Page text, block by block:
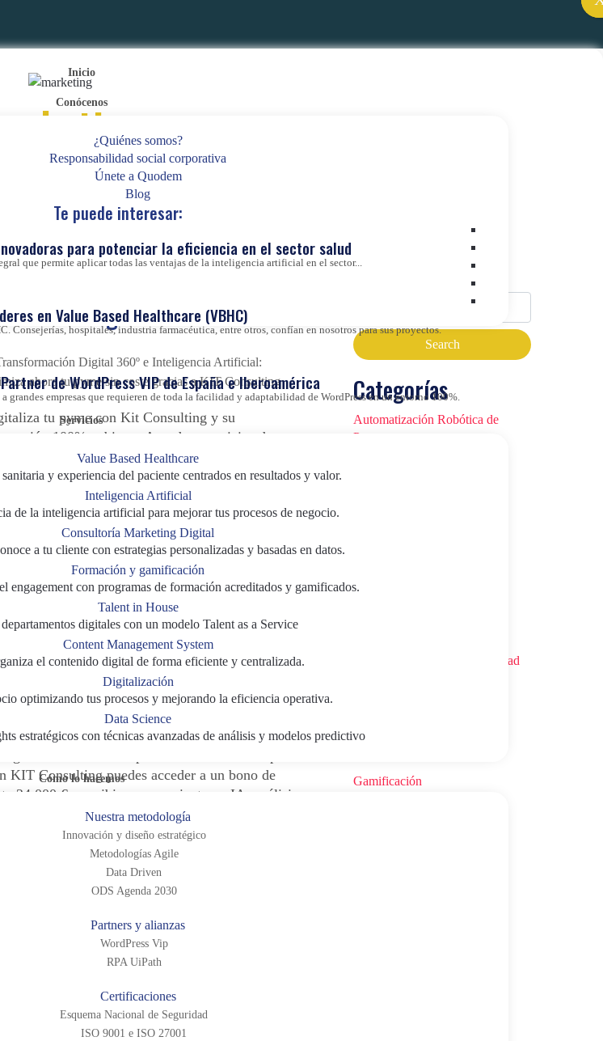
Inicio
Conócenos
¿Quiénes somos?
Responsabilidad social corporativa
Únete a Quodem
Blog
Te puede interesar:
para potenciar la eficiencia en el sector salud
que permite aplicar todas las ventajas de la inteligencia artificial en el sector...
en Value Based Healthcare (VBHC)
Consejerías, hospitales, industria farmacéutica, entre otros, confían en nosotros para sus proyectos.
de WordPress VIP de España e Iberoamérica
grandes empresas que requieren de toda la facilidad y adaptabilidad de WordPress en un entorno 100%.
Servicios
Value Based Healthcare
y experiencia del paciente centrados en resultados y valor.
Inteligencia Artificial
de la inteligencia artificial para mejorar tus procesos de negocio.
Consultoría Marketing Digital
a tu cliente con estrategias personalizadas y basadas en datos.
Formación y gamificación
engagement con programas de formación acreditados y gamificados.
Talent in House
digitales con un modelo Talent as a Service
Content Management System
el contenido digital de forma eficiente y centralizada.
Digitalización
optimizando tus procesos y mejorando la eficiencia operativa.
Data Science
estratégicos con técnicas avanzadas de análisis y modelos predictivo
Cómo lo hacemos
Nuestra metodología
Innovación y diseño estratégico
Metodologías Agile
Data Driven
ODS Agenda 2030
Partners y alianzas
WordPress Vip
RPA UiPath
Certificaciones
Esquema Nacional de Seguridad
ISO 9001 e ISO 27001
marketing
Digital 360º e
Artificial: optimiza
Consulting
tu pyme con Kit Consulting y su
100% cubierta. Accede a servicios de
Digital e IA. ¡Plazo hasta el 31 de
de 2025!
Inteligencia Artificial|Marketing Digital|
Transformación Digital
Oportunidad: Digitaliza Tu
con KIT Consulting y Sin
Alguno
KIT Consulting puedes acceder a un bono de
24.000 € y recibir asesoramiento en IA, análisis
datos y optimización de procesos. ¡Última
para solicitarlo!
|Inteligencia Artificial
Consulting|Marketing Digital
Últimos días de solicitud: Solicita
ya el Kit Consulting y digitaliza tu
pyme sin coste
Buscador
Categorías
Automatización Robótica de
Procesos
Esquema Nacional de Seguridad
Formación
Gamificación